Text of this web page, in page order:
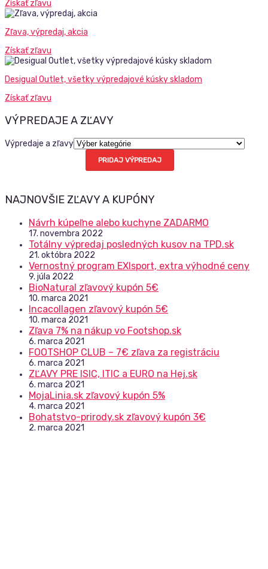
Získať zľavu
Zľava, výpredaj, akcia
Získať zľavu
Desigual Outlet, všetky výpredajové kúsky skladom
Získať zľavu
VÝPREDAJE A ZĽAVY
Výpredaje a zľavy
PRIDAJ VÝPREDAJ
NAJNOVŠIE ZĽAVY A KUPÓNY
Návrh kúpeľne alebo kuchyne ZADARMO
17. novembra 2022
Totálny výpredaj posledných kusov na TPD.sk
21. októbra 2022
Vernostný program EXIsport, extra výhodné ceny
9. júla 2022
BioNatural zľavový kupón 5€
10. marca 2021
Incacollagen zľavový kupón 5€
10. marca 2021
Zľava 7% na nákup vo Footshop.sk
6. marca 2021
FOOTSHOP CLUB – 7€ zľava za registráciu
6. marca 2021
ZĽAVY PRE ISIC, ITIC a EURO na Hej.sk
6. marca 2021
MojaLinia.sk zľavový kupón 5%
4. marca 2021
Bohatstvo-prirody.sk zľavový kupón 3€
2. marca 2021